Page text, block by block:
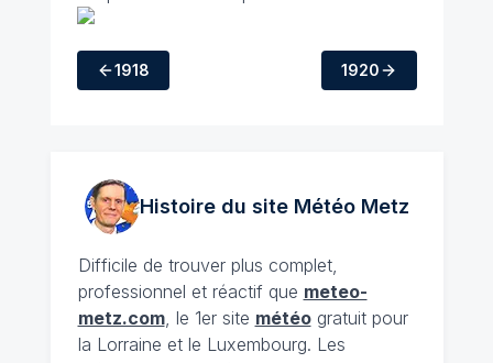
1918 1920
Histoire du site MétéoMetz
Difficile de trouver plus complet,
professionnel et réactif que meteo-
metz.com, le 1er site météogratuit pour
la Lorraine et le Luxembourg. Les